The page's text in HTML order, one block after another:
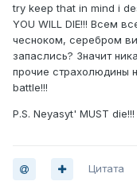
try keep that in mind i
YOU WILL DIE!!! Всем
чесноком, серебром
запаслись? Значит
прочие страxолюдины
battle!!!
P.S. Neyasyt' MUST die!!!
Цитата